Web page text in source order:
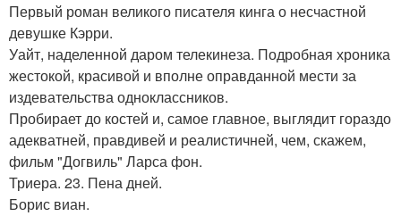
Первый роман великого писателя кинга о несчастной
девушке Кэрри.
Уайт, наделенной даром телекинеза. Подробная хроника
жестокой, красивой и вполне оправданной мести за
издевательства одноклассников.
Пробирает до костей и, самое главное, выглядит гораздо
адекватней, правдивей и реалистичней, чем, скажем,
фильм "Догвиль" Ларса фон.
Триера. 23. Пена дней.
Борис виан.